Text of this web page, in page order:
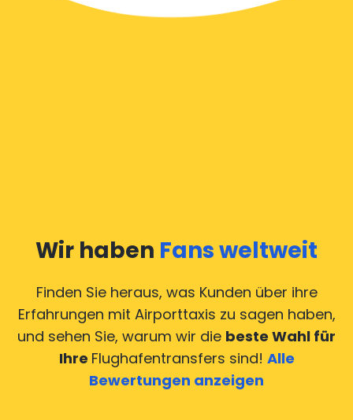
Wir haben Fans weltweit
Finden Sie heraus, was Kunden über ihre
Erfahrungen mit Airporttaxis zu sagen haben,
und sehen Sie, warum wir die beste Wahl für
Ihre Flughafentransfers sind! Alle
Bewertungen anzeigen